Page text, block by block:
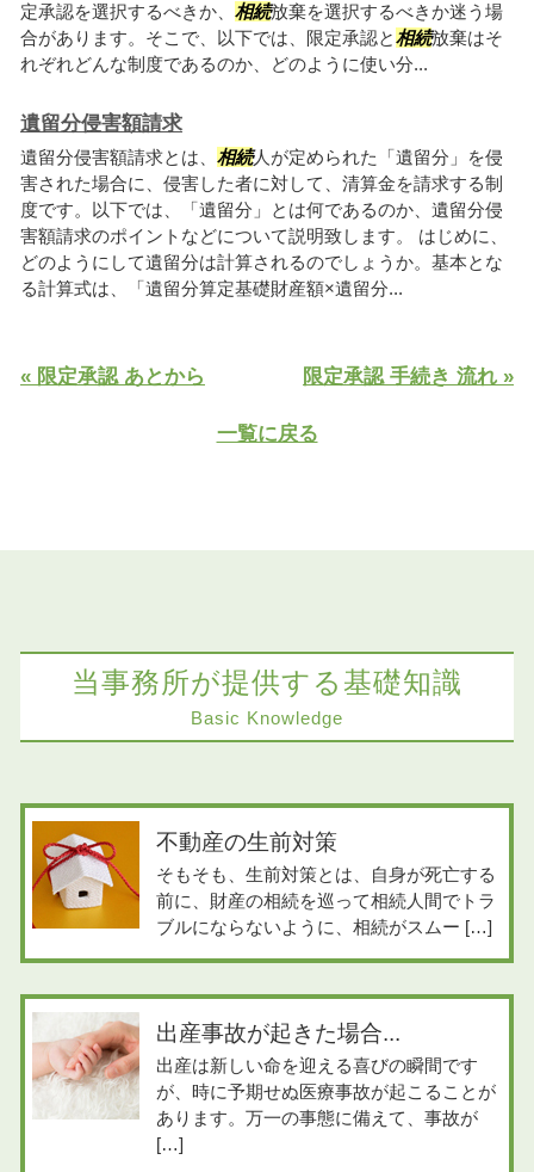
定承認を選択するべきか、 相続放棄を選択するべきか迷う場
合があります。そこで、以下では、限定承認と相続放棄はそ
れぞれどんな制度であるのか、どのように使い分...
遺留分侵害額請求
遺留分侵害額請求とは、 相続人が定められた「遺留分」を侵
害された場合に、侵害した者に対して、清算金を請求する制
度です。以下では、「遺留分」とは何であるのか、遺留分侵
害額請求のポイントなどについて説明致します。 はじめに、
どのようにして遺留分は計算されるのでしょうか。基本とな
る計算式は、「遺留分算定基礎財産額×遺留分...
« 限定承認 あとから 限定承認 手続き 流れ »
一覧に戻る
当事務所が提供する基礎知識
Basic Knowledge
不動産の生前対策
そもそも、生前対策とは、自身が死亡する
前に、財産の相続を巡って相続人間でトラ
ブルにならないように、相続がスムー […]
出産事故が起きた場合...
出産は新しい命を迎える喜びの瞬間です
が、時に予期せぬ医療事故が起こることが
あります。万一の事態に備えて、事故が
[…]